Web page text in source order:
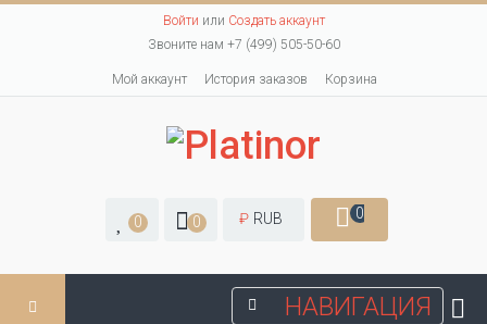
Войти или Создать аккаунт
Звоните нам +7 (499) 505-50-60
Мой аккаунт История заказов Корзина
0 0 ₽ RUB 0
НАВИГАЦИЯ